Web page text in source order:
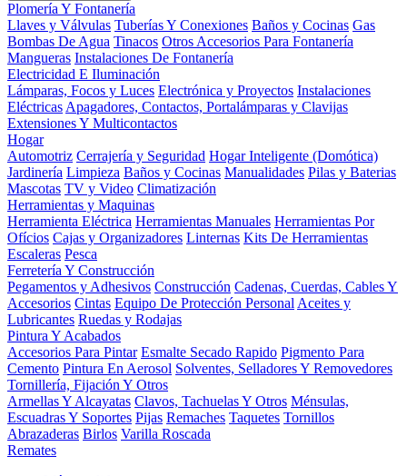
Plomería Y Fontanería
Llaves y Válvulas Tuberías Y Conexiones Baños y Cocinas Gas
Bombas De Agua Tinacos Otros Accesorios Para Fontanería
Mangueras Instalaciones De Fontanería
Electricidad E Iluminación
Lámparas, Focos y Luces Electrónica y Proyectos Instalaciones
Eléctricas Apagadores, Contactos, Portalámparas y Clavijas
Extensiones Y Multicontactos
Hogar
Automotriz Cerrajería y Seguridad Hogar Inteligente (Domótica)
Jardinería Limpieza Baños y Cocinas Manualidades Pilas y Baterias
Mascotas TV y Video Climatización
Herramientas y Maquinas
Herramienta Eléctrica Herramientas Manuales Herramientas Por
Ofícios Cajas y Organizadores Linternas Kits De Herramientas
Escaleras Pesca
Ferretería Y Construcción
Pegamentos y Adhesivos Construcción Cadenas, Cuerdas, Cables Y
Accesorios Cintas Equipo De Protección Personal Aceites y
Lubricantes Ruedas y Rodajas
Pintura Y Acabados
Accesorios Para Pintar Esmalte Secado Rapido Pigmento Para
Cemento Pintura En Aerosol Solventes, Selladores Y Removedores
Tornillería, Fijación Y Otros
Armellas Y Alcayatas Clavos, Tachuelas Y Otros Ménsulas,
Escuadras Y Soportes Pijas Remaches Taquetes Tornillos
Abrazaderas Birlos Varilla Roscada
Remates